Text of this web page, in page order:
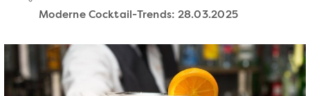
Moderne Cocktail-Trends: 28.03.2025